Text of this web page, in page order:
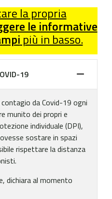
la propria
le informative
più in basso.
19
da Covid-19 ogni
munito dei propri e
individuale (DPI),
sostare in spazi
rispettare la distanza
dichiara al momento